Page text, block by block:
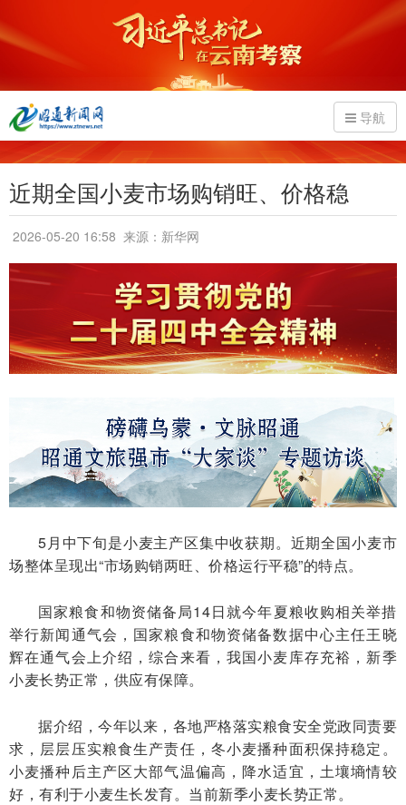
导航
近期全国小麦市场购销旺、价格稳
2026-05-20 16:58 来源：新华网
5月中下旬是小麦主产区集中收获期。近期全国小麦市
场整体呈现出“市场购销两旺、价格运行平稳”的特点。
国家粮食和物资储备局14日就今年夏粮收购相关举措
举行新闻通气会，国家粮食和物资储备数据中心主任王晓
辉在通气会上介绍，综合来看，我国小麦库存充裕，新季
小麦长势正常，供应有保障。
据介绍，今年以来，各地严格落实粮食安全党政同责要
求，层层压实粮食生产责任，冬小麦播种面积保持稳定。
小麦播种后主产区大部气温偏高，降水适宜，土壤墒情较
好，有利于小麦生长发育。当前新季小麦长势正常。